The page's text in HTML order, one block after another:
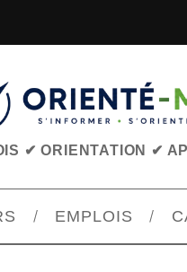
✔ ORIENTATION ✔
EMPLOIS